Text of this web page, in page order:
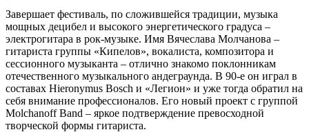
Завершает фестиваль, по сложившейся традиции, музыка
мощных децибел и высокого энергетического градуса –
электрогитара в рок-музыке. Имя Вячеслава Молчанова –
гитариста группы «Кипелов», вокалиста, композитора и
сессионного музыканта – отлично знакомо поклонникам
отечественного музыкального андеграунда. В 90-е он играл в
составах Hieronymus Bosch и «Легион» и уже тогда обратил на
себя внимание профессионалов. Его новый проект с группой
Molchanoff Band – яркое подтверждение превосходной
творческой формы гитариста.